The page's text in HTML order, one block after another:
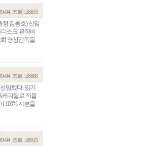
04 조회 : 28859
장 김동호) 신임
스크 뮤직비
영상감독을
04 조회 : 28889
임했다. 임기
캐피탈로 적을
100% 지분을
04 조회 : 28921